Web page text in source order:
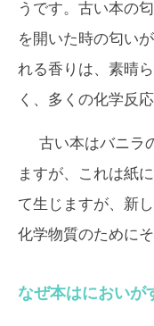
うです。古い本の
を開いた時の匂い
れる香りは、素晴
く、多くの化学反
古い本はバニラ
ますが、これは紙
て生じますが、新
化学物質のために
なぜ本はにおいが